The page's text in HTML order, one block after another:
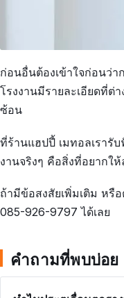
ก่อนอื่นต้องเข้าใจก่อนว่
โรงงานมีรายละเอียดที่ต่
ซ้อน
ที่ร้านแฮปปี้ เมทอลเรารั
งานจริงๆ คือสิ่งที่อยากใ
ถ้ามีข้อสงสัยเพิ่มเติม หรื
085-926-9797 ได้เลย
คำถามที่พบบ่อย